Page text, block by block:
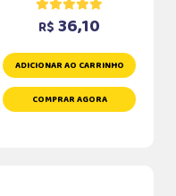
R$ 36,10
ADICIONAR AO CARRINHO
COMPRAR AGORA